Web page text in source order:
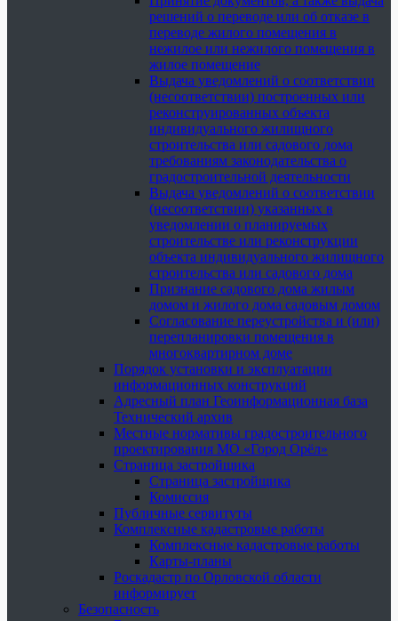
решений о переводе или об отказе в
переводе жилого помещения в
нежилое или нежилого помещения в
жилое помещение
Выдача уведомлений о соответствии
(несоответствии) построенных или
реконструированных объекта
индивидуального жилищного
строительства или садового дома
требованиям законодательства о
градостроительной деятельности
Выдача уведомлений о соответствии
(несоответствии) указанных в
уведомлении о планируемых
строительстве или реконструкции
объекта индивидуального жилищного
строительства или садового дома
Признание садового дома жилым
домом и жилого дома садовым домом
Согласование переустройства и (или)
перепланировки помещения в
многоквартирном доме
Порядок установки и эксплуатации
информационных конструкций
Адресный план Геоинформационная база
Технический архив
Местные нормативы градостроительного
проектирования МО «Город Орёл»
Страница застройщика
Страница застройщика
Комиссия
Публичные сервитуты
Комплексные кадастровые работы
Комплексные кадастровые работы
Карты-планы
Роскадастр по Орловской области
информирует
Безопасность